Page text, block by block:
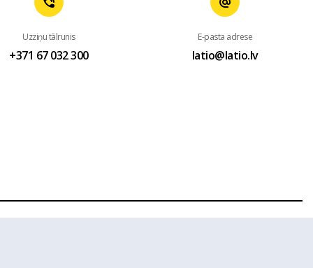
Uzziņu tālrunis
+371 67 032 300
E-pasta adrese
latio@latio.lv
lapas www.latio.lv bez Latio rakstiskas atļaujas. Lapā